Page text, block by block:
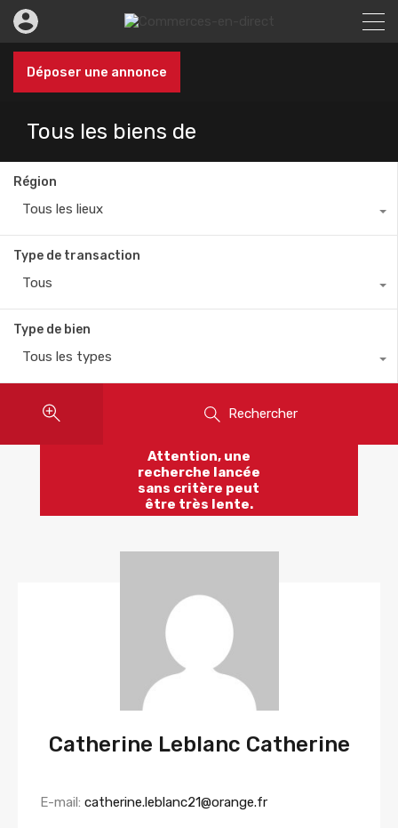
Déposer une annonce
Tous les biens de
Région
Tous les lieux
Type de transaction
Tous
Type de bien
Tous les types
Rechercher
Attention, une
recherche lancée
sans critère peut
être très lente.
Catherine Leblanc Catherine
E-mail: catherine.leblanc21@orange.fr